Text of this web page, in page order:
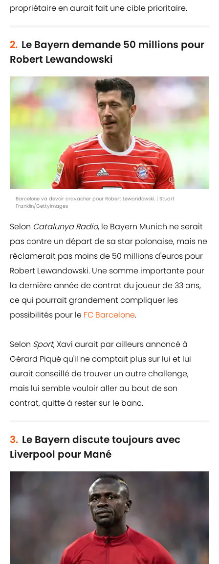
propriétaire en aurait fait une cible prioritaire.
2. Le Bayern demande 50 millions pour
Robert Lewandowski
Barcelone va devoir cravacher pour Robert Lewandowski. | Stuart
Franklin/GettyImages
Selon Catalunya Radio, le Bayern Munich ne serait
pas contre un départ de sa star polonaise, mais ne
réclamerait pas moins de 50 millions d'euros pour
Robert Lewandowski. Une somme importante pour
la dernière année de contrat du joueur de 33 ans,
ce qui pourrait grandement compliquer les
possibilités pour le FC Barcelone.
Selon Sport, Xavi aurait par ailleurs annoncé à
Gérard Piqué qu'il ne comptait plus sur lui et lui
aurait conseillé de trouver un autre challenge,
mais lui semble vouloir aller au bout de son
contrat, quitte à rester sur le banc.
3. Le Bayern discute toujours avec
Liverpool pour Mané